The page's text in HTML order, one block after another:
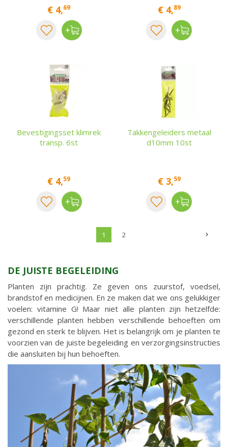
€ 4,69 € 4,89
Bevestigingsset klimrek
transp. 6st
€ 4,59
Takkengeleiders metaal
d10mm 10st
€ 3,59
1 2
DE JUISTE BEGELEIDING
Planten zijn prachtig. Ze geven ons zuurstof, voedsel,
brandstof en medicijnen. En ze maken dat we ons gelukkiger
voelen: vitamine G! Maar niet alle planten zijn hetzelfde:
verschillende planten hebben verschillende behoeften om
gezond en sterk te blijven. Het is belangrijk om je planten te
voorzien van de juiste begeleiding en verzorgingsinstructies
die aansluiten bij hun behoeften.